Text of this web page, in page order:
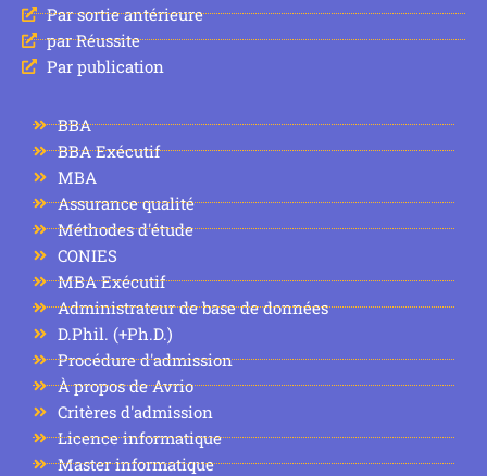
Par sortie antérieure
par Réussite
Par publication
BBA
BBA Exécutif
MBA
Assurance qualité
Méthodes d'étude
CONIES
MBA Exécutif
Administrateur de base de données
D.Phil. (+Ph.D.)
Procédure d'admission
À propos de Avrio
Critères d'admission
Licence informatique
Master informatique